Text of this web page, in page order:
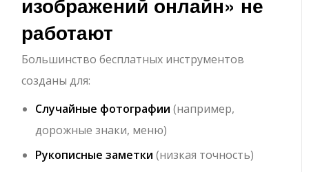
работают
Большинство бесплатных инструментов
созданы для:
Случайные фотографии (например,
дорожные знаки, меню)
Рукописные заметки (низкая точность)